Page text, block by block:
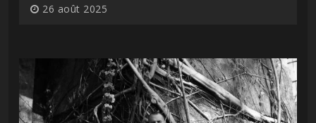
26 août 2025